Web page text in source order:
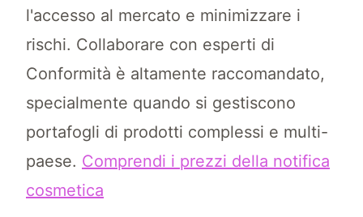
l'accesso al mercato e minimizzare i
rischi. Collaborare con esperti di
Conformità è altamente raccomandato,
specialmente quando si gestiscono
portafogli di prodotti complessi e multi-
paese. Comprendi i prezzi della notifica
cosmetica